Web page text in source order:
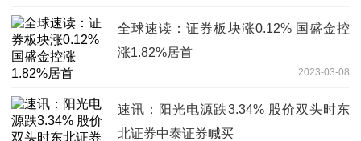
全球速读：证券板块涨0.12% 国盛金控
涨1.82%居首
2023-03-08
速讯：阳光电源跌3.34% 股价双头时东
北证券中泰证券喊买